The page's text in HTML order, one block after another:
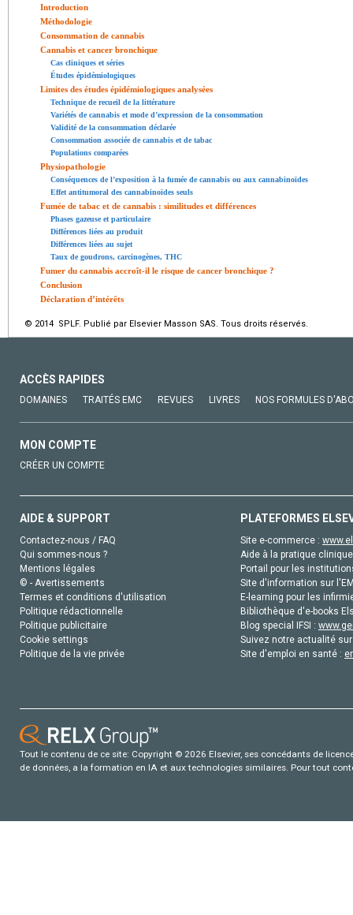
Introduction
Méthodologie
Consommation de cannabis
Cannabis et cancer bronchique
Cas cliniques et séries
Études épidémiologiques
Limites des études épidémiologiques analysées
Technique de recueil de la littérature
Variétés de cannabis et mode d’expression de la consommation
Validité de la consommation déclarée
Consommation associée de cannabis et de tabac
Populations comparées
Physiopathologie
Conséquences de l’exposition à la fumée de cannabis ou aux cannabinoïdes
Effet antitumoral des cannabinoïdes seuls
Fumée de tabac et de cannabis : similitudes et différences
Phases gazeuse et particulaire
Différences liées au produit
Différences liées au sujet
Taux de goudrons, carcinogènes, THC
Fumer du cannabis accroît-il le risque de cancer bronchique ?
Conclusion
Déclaration d’intérêts
© 2014 SPLF. Publié par Elsevier Masson SAS. Tous droits réservés.
ACCÈS RAPIDES
DOMAINES TRAITÉS EMC REVUES LIVRES NOS FORMULES
MON COMPTE
CRÉER UN COMPTE
AIDE & SUPPORT
Contactez-nous / FAQ
Qui sommes-nous ?
Mentions légales
© - Avertissements
Termes et conditions d'utilisation
Politique rédactionnelle
Politique publicitaire
Cookie settings
Politique de la vie privée
PLATEFORMES
Site e-commerce :
Aide à la pratique
Portail pour les
Site d'information sur
E-learning pour les
Bibliothèque d'e-books
Blog special IFSI :
Suivez notre actualité
Site d'emploi en santé :
Tout le contenu de ce site: Copyright © 2026 Elsevier, ses concédants de
de données, a la formation en IA et aux technologies similaires. Pour tout